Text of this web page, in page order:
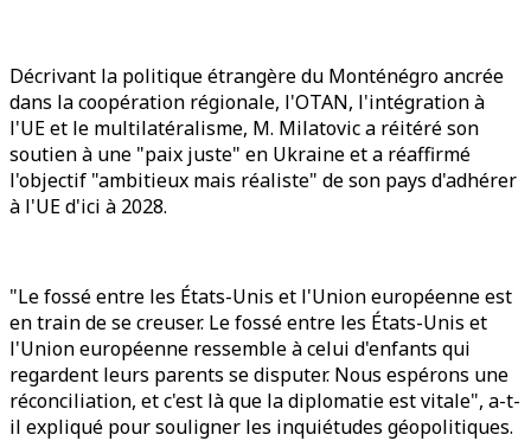
Décrivant la politique étrangère du Monténégro ancrée
dans la coopération régionale, l'OTAN, l'intégration à
l'UE et le multilatéralisme, M. Milatovic a réitéré son
soutien à une "paix juste" en Ukraine et a réaffirmé
l'objectif "ambitieux mais réaliste" de son pays d'adhérer
à l'UE d'ici à 2028.
"Le fossé entre les États-Unis et l'Union européenne est
en train de se creuser. Le fossé entre les États-Unis et
l'Union européenne ressemble à celui d'enfants qui
regardent leurs parents se disputer. Nous espérons une
réconciliation, et c'est là que la diplomatie est vitale", a-t-
il expliqué pour souligner les inquiétudes géopolitiques.